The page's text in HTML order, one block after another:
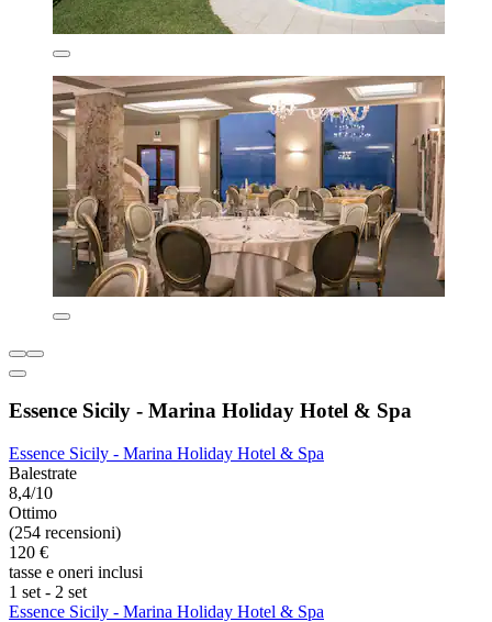
Essence Sicily - Marina Holiday Hotel & Spa
Essence Sicily - Marina Holiday Hotel & Spa
Balestrate
8,4/10
Ottimo
(254 recensioni)
120 €
tasse e oneri inclusi
1 set - 2 set
Essence Sicily - Marina Holiday Hotel & Spa